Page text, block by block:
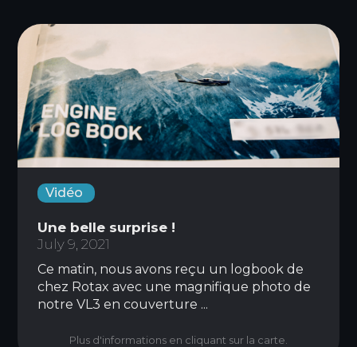
Vidéo
Une belle surprise !
July 9, 2021
Ce matin, nous avons reçu un logbook de
chez Rotax avec une magnifique photo de
notre VL3 en couverture ...
Plus d'informations en cliquant sur la carte.